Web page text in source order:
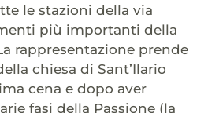
le stazioni della via
più importanti della
rappresentazione prende
chiesa di Sant’Ilario
cena e dopo aver
fasi della Passione (la